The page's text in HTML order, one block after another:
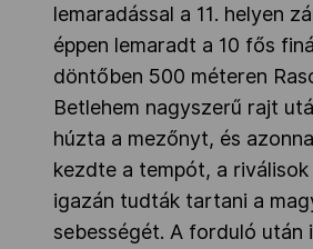
lemaradással a 11. helyen
éppen lemaradt a 10 fős
döntőben 500 méteren
Betlehem nagyszerű rajt
húzta a mezőnyt, és
kezdte a tempót, a riválisok
igazán tudták tartani a
sebességét. A forduló után